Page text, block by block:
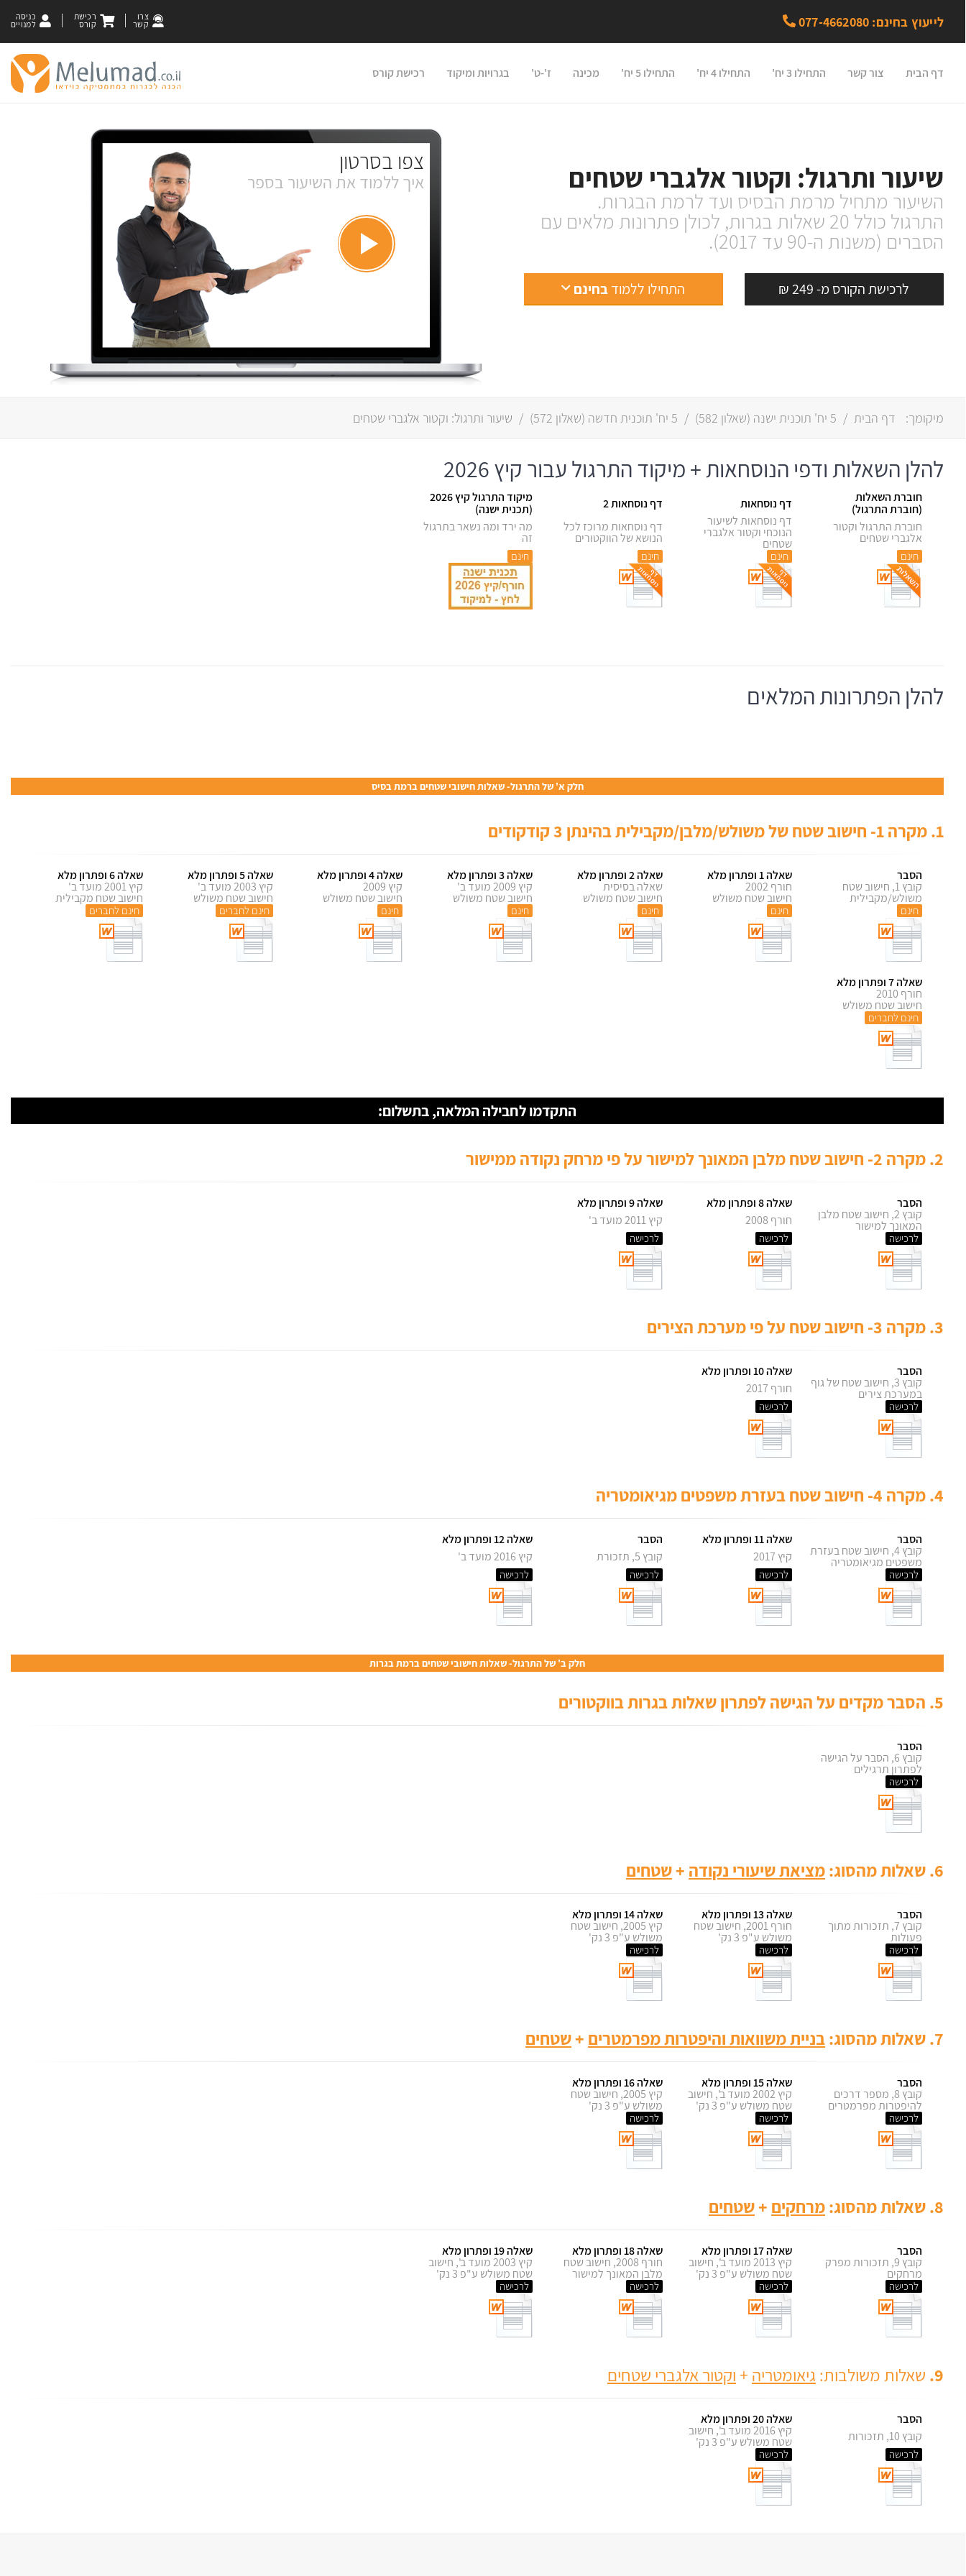
כניסה
למנויים
רכישת
קורס
צרו
קשר לייעוץ בחינם: 077-4662080
דף הבית צור קשר התחילו 3 יח' התחילו 4 יח' התחילו 5 יח' מכינה ז'-ט' בגרויות ומיקוד רכישת קורס
שיעור ותרגול: וקטור אלגברי שטחים
השיעור מתחיל מרמת הבסיס ועד לרמת הבגרות.
התרגול כולל 20 שאלות בגרות, לכולן פתרונות מלאים עם
הסברים (משנות ה-90 עד 2017).
לרכישת הקורס מ- 249 ₪ התחילו ללמודבחינם
צפו בסרטון
איך ללמוד את השיעור בספר
מיקומך: דף הבית / 5 יח' תוכנית ישנה (שאלון 582 )
/ 5 יח' תוכנית חדשה (שאלון 572 )
/ שיעור ותרגול: וקטור אלגברי שטחים
להלן השאלות ודפי הנוסחאות + מיקוד התרגול עבור קיץ 2026
חוברת השאלות
(חוברת התרגול)
חוברת התרגול וקטור
אלגברי שטחים
חינם
דף נוסחאות
דף נוסחאות לשיעור
הנוכחי וקטור אלגברי
שטחים
חינם
דף נוסחאות 2
דף נוסחאות מרוכז לכל
הנושא של הווקטורים
חינם
מיקוד התרגול קיץ 2026
(תכנית ישנה)
מה ירד ומה נשאר בתרגול
זה
חינם
להלן הפתרונות המלאים
חלק א' של התרגול- שאלות חישובי שטחים ברמת בסיס
1. מקרה 1- חישוב שטח של משולש/מלבן/מקבילית בהינתן 3 קודקודים
הסבר
קובץ 1, חישוב שטח
משולש/מקבילית
חינם
שאלה 1 ופתרון מלא
חורף 2002
חישוב שטח משולש
חינם
שאלה 2 ופתרון מלא
שאלה בסיסית
חישוב שטח משולש
חינם
שאלה 3 ופתרון מלא
קיץ 2009 מועד ב'
חישוב שטח משולש
חינם
שאלה 4 ופתרון מלא
קיץ 2009
חישוב שטח משולש
חינם
שאלה 5 ופתרון מלא
קיץ 2003 מועד ב'
חישוב שטח משולש
חינם לחברים
שאלה 6 ופתרון מלא
קיץ 2001 מועד ב'
חישוב שטח מקבילית
חינם לחברים
שאלה 7 ופתרון מלא
חורף 2010
חישוב שטח משולש
חינם לחברים
התקדמו לחבילה המלאה, בתשלום:
2. מקרה 2- חישוב שטח מלבן המאונך למישור על פי מרחק נקודה ממישור
הסבר
קובץ 2, חישוב שטח מלבן
המאונך למישור
לרכישה
שאלה 8 ופתרון מלא
חורף 2008
לרכישה
שאלה 9 ופתרון מלא
קיץ 2011 מועד ב'
לרכישה
3. מקרה 3- חישוב שטח על פי מערכת הצירים
הסבר
קובץ 3, חישוב שטח של גוף
במערכת צירים
לרכישה
שאלה 10 ופתרון מלא
חורף 2017
לרכישה
4. מקרה 4- חישוב שטח בעזרת משפטים מגיאומטריה
הסבר
קובץ 4, חישוב שטח בעזרת
משפטים מגיאומטריה
לרכישה
שאלה 11 ופתרון מלא
קיץ 2017
לרכישה
הסבר
קובץ 5, תזכורת
לרכישה
שאלה 12 ופתרון מלא
קיץ 2016 מועד ב'
לרכישה
חלק ב' של התרגול- שאלות חישובי שטחים ברמת בגרות
5. הסבר מקדים על הגישה לפתרון שאלות בגרות בווקטורים
הסבר
קובץ 6, הסבר על הגישה
לפתרון תרגילים
לרכישה
6. שאלות מהסוג:מציאת שיעורי נקודה +שטחים
הסבר
קובץ 7, תזכורות מתוך
פעולות
לרכישה
שאלה 13 ופתרון מלא
חורף 2001, חישוב שטח
משולש ע"פ 3 נק'
לרכישה
שאלה 14 ופתרון מלא
קיץ 2005, חישוב שטח
משולש ע"פ 3 נק'
לרכישה
7. שאלות מהסוג:בניית משוואות והיפטרות מפרמטרים +שטחים
הסבר
קובץ 8, מספר דרכים
להיפטרות מפרמטרים
לרכישה
שאלה 15 ופתרון מלא
קיץ 2002 מועד ב', חישוב
שטח משולש ע"פ 3 נק'
לרכישה
שאלה 16 ופתרון מלא
קיץ 2005, חישוב שטח
משולש ע"פ 3 נק'
לרכישה
8. שאלות מהסוג:מרחקים +שטחים
הסבר
קובץ 9, תזכורות מפרק
מרחקים
לרכישה
שאלה 17 ופתרון מלא
קיץ 2013 מועד ב', חישוב
שטח משולש ע"פ 3 נק'
לרכישה
שאלה 18 ופתרון מלא
חורף 2008, חישוב שטח
מלבן המאונך למישור
לרכישה
שאלה 19 ופתרון מלא
קיץ 2003 מועד ב', חישוב
שטח משולש ע"פ 3 נק'
לרכישה
9. שאלות משולבות: גיאומטריה +וקטור אלגברי שטחים
הסבר
קובץ 10, תזכורות
לרכישה
שאלה 20 ופתרון מלא
קיץ 2016 מועד ב', חישוב
שטח משולש ע"פ 3 נק'
לרכישה